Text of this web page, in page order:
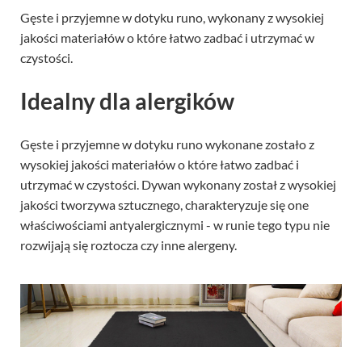
Gęste i przyjemne w dotyku runo, wykonany z wysokiej
jakości materiałów o które łatwo zadbać i utrzymać w
czystości.
Idealny dla alergików
Gęste i przyjemne w dotyku runo wykonane zostało z
wysokiej jakości materiałów o które łatwo zadbać i
utrzymać w czystości. Dywan wykonany został z wysokiej
jakości tworzywa sztucznego, charakteryzuje się one
właściwościami antyalergicznymi - w runie tego typu nie
rozwijają się roztocza czy inne alergeny.